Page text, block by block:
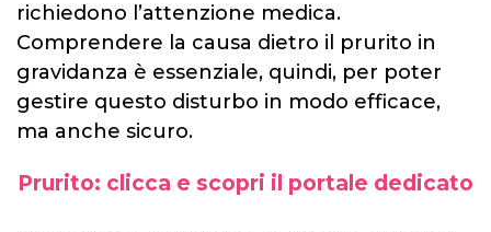
richiedono l’attenzione medica.
Comprendere la causa dietro il prurito in
gravidanza è essenziale, quindi, per poter
gestire questo disturbo in modo efficace,
ma anche sicuro.
Prurito: clicca e scopri il portale dedicato